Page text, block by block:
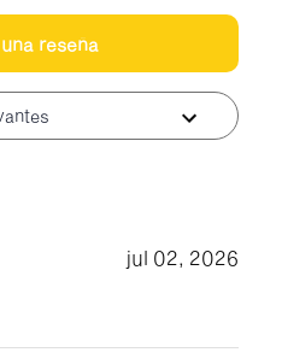
reseña
jul 02, 2026